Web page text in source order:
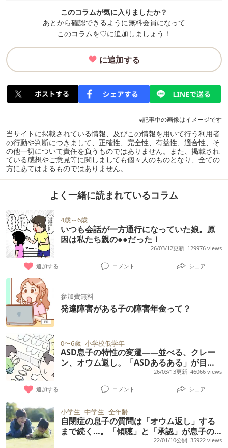
このコラムが気に入りましたか？
あとから確認できるように無料会員になって
このコラムを♡に追加しましょう！
に追加する
※記事中の画像はイメージです
当サイトに掲載されている情報、及びこの情報を用いて行う利用者
の行動や判断につきまして、正確性、完全性、有益性、適合性、そ
の他一切について責任を負うものではありません。また、掲載され
ている感想やご意見等に関しましても個々人のものとなり、全ての
方にあてはまるものではありません。
よく一緒に読まれているコラム
4歳～6歳
いつも会話が一方通行になっていた娘。原
因は私たち親の●●だった！
26/03/12更新 129976 views
追加する コメント シェア
参加費無料
発達障害がある子の障害年金って？
0〜6歳 小学校低学年
ASD息子の特性の変遷――並べる、クレー
ン、オウム返し。「ASDあるある」が目立
つが対応しやすかった頃【幼児期～1年生
26/03/13更新 46066 views
追加する コメント シェア
小学生 中学生 全年齢
自閉症の息子の質問は「オウム返し」する
まで続く…。「傾聴」と「承認」が息子の
心を安定させると気づいて22/01/10公開 35922 views